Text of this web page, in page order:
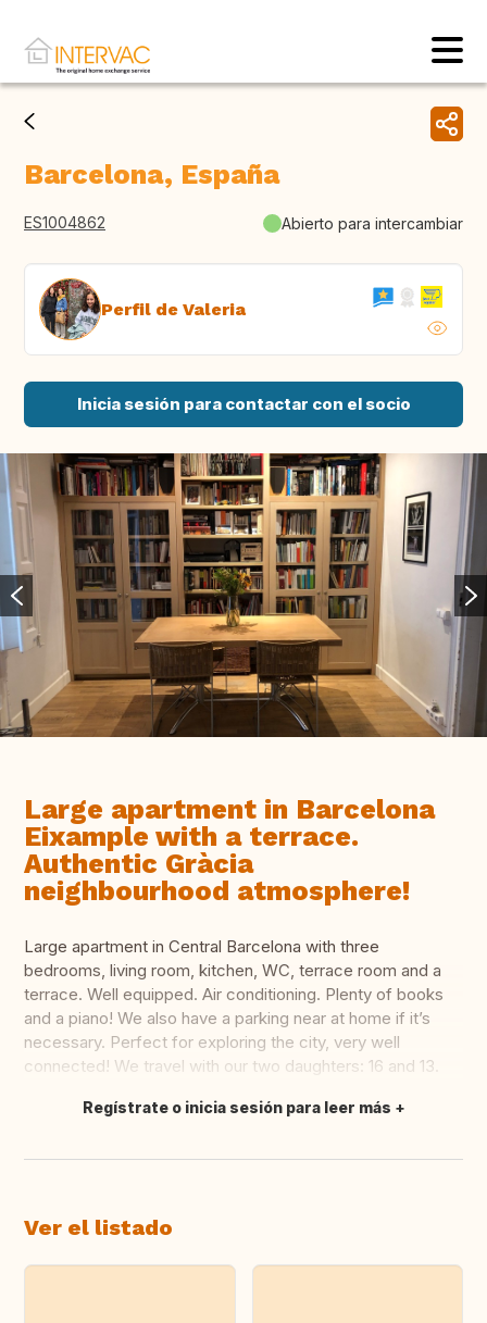
Barcelona, España
ES1004862 Abierto para intercambiar
Perfil de Valeria
Inicia sesión para contactar con el socio
Large apartment in Barcelona
Eixample with a terrace.
Authentic Gràcia
neighbourhood atmosphere!
Large apartment in Central Barcelona with three
bedrooms, living room, kitchen, WC, terrace room and a
terrace. Well equipped. Air conditioning. Plenty of books
and a piano! We also have a parking near at home if it’s
necessary. Perfect for exploring the city, very well
connected! We travel with our two daughters: 16 and 13.
Traducir
Regístrate o inicia sesión para leer más
Ver el listado